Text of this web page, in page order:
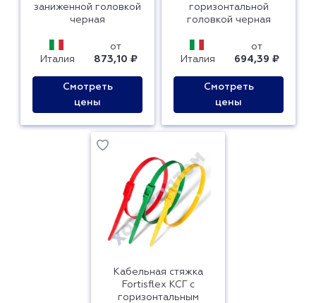
заниженной головкой
черная
Италия
от
873,10 ₽
Смотреть
цены
горизонтальной
головкой черная
Италия
от
694,39 ₽
Смотреть
цены
Кабельная стяжка
Fortisflex КСГ с
горизонтальным